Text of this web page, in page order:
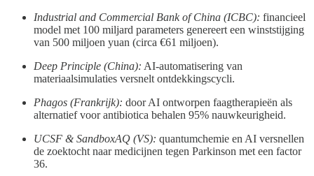
Industrial and Commercial Bank of China (ICBC): financieel
model met 100 miljard parameters genereert een winststijging
van 500 miljoen yuan (circa €61 miljoen).
Deep Principle (China): AI-automatisering van
materiaalsimulaties versnelt ontdekkingscycli.
Phagos (Frankrijk): door AI ontworpen faagtherapieën als
alternatief voor antibiotica behalen 95% nauwkeurigheid.
UCSF & SandboxAQ (VS): quantumchemie en AI versnellen
de zoektocht naar medicijnen tegen Parkinson met een factor
36.